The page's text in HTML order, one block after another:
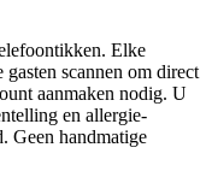
Elke
scannen om direct
aanmaken nodig. U
en allergie-
Geen handmatige